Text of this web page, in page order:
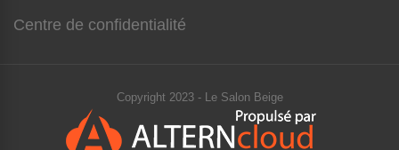
Centre de confidentialité
Copyright 2023 - Le Salon Beige